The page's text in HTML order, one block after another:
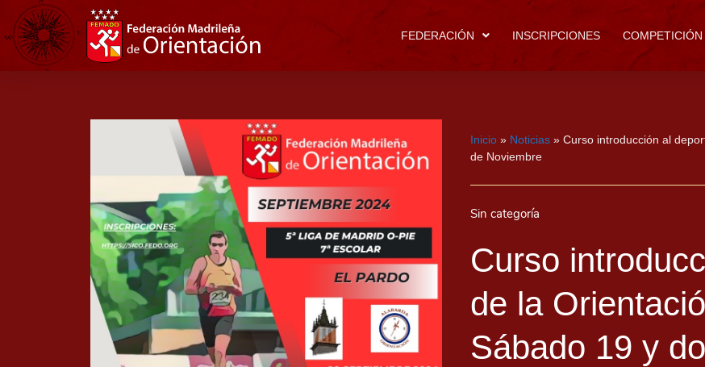
FEDERACIÓN INSCRIPCIONES COMPETICIÓN
Inicio » Noticias » Curso introducción al
de Noviembre
Sin categoría
Curso
de la
Sábado 19 y